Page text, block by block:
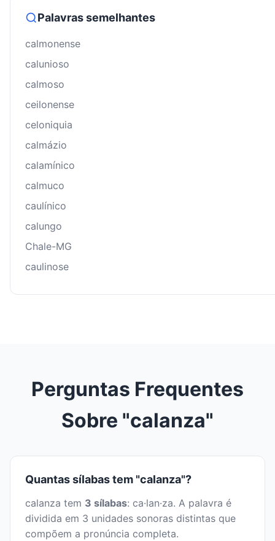
Palavras semelhantes
calmonense
calunioso
calmoso
ceilonense
celoniquia
calmázio
calamínico
calmuco
caulínico
calungo
Chale-MG
caulinose
Perguntas Frequentes
Sobre "calanza"
Quantas sílabas tem "calanza"?
calanza tem 3 sílabas: ca·lan·za. A palavra é
dividida em 3 unidades sonoras distintas que
compõem a pronúncia completa.